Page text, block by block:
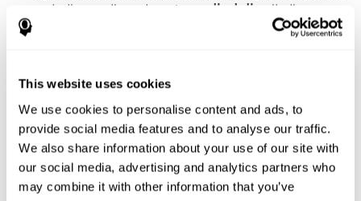
This website uses cookies
We use cookies to personalise content and ads, to
provide social media features and to analyse our traffic.
We also share information about your use of our site with
our social media, advertising and analytics partners who
may combine it with other information that you’ve
تقوم بهذه الوظائف:الخلية النجمية
(مسؤولة عن التغذية، والتنظيف
ودعم الخلايا العصبية)،
تغطية المايلين محاور الجهاز العصبي المركزي وتقوم بوظائف الدعم
عن تغطية المايلين محاور الجهاز العصبي المحيطي، مثل في الصورة)،
خَلايا البَطانة العَصبية(مسؤولة عن تغطية البطينات الدماغية والنخاع
الشوكي).
٥. المايلين
يكون الميالين مادة مؤلفة من البروتينات ولليبيد. يشكّل قرونا حول
محاور الخلايا العصبية، الأمر الذي يسمح له حمايتها وعزلها وإجراء نقل